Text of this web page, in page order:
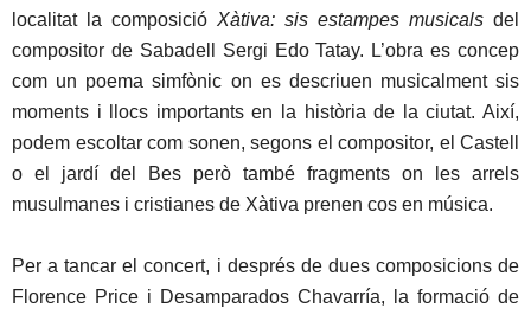
localitat la composició Xàtiva: sis estampes musicals del
compositor de Sabadell Sergi Edo Tatay. L’obra es concep
com un poema simfònic on es descriuen musicalment sis
moments i llocs importants en la història de la ciutat. Així,
podem escoltar com sonen, segons el compositor, el Castell
o el jardí del Bes però també fragments on les arrels
musulmanes i cristianes de Xàtiva prenen cos en música.
Per a tancar el concert, i després de dues composicions de
Florence Price i Desamparados Chavarría, la formació de